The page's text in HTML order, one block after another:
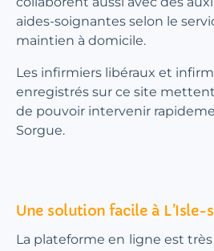
aides-soignantes selon le
maintien à domicile.
Les infirmiers libéraux et
enregistrés sur ce site
de pouvoir intervenir
Sorgue.
Une solution facile à
La plateforme en ligne est